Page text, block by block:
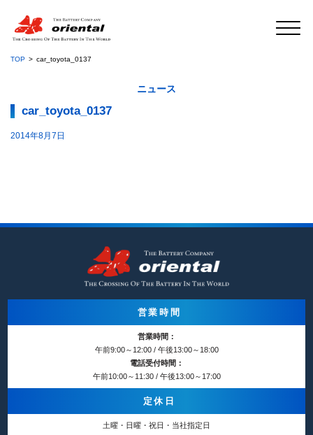
TOP car_toyota_0137
ニュース
car_toyota_0137
2014年8月7日
営業時間
営業時間：
午前9:00～12:00 / 午後13:00～18:00
電話受付時間：
午前10:00～11:30 / 午後13:00～17:00
定休日
土曜・日曜・祝日・当社指定日